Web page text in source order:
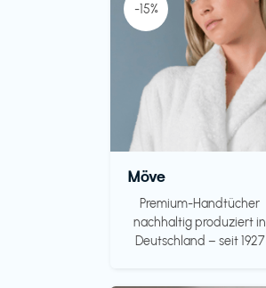
-15%
Möve
Premium-Handtücher
nachhaltig produziert in
Deutschland – seit 1927